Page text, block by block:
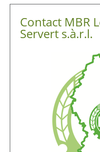
Contact MBR
Servert s.à.r.l.